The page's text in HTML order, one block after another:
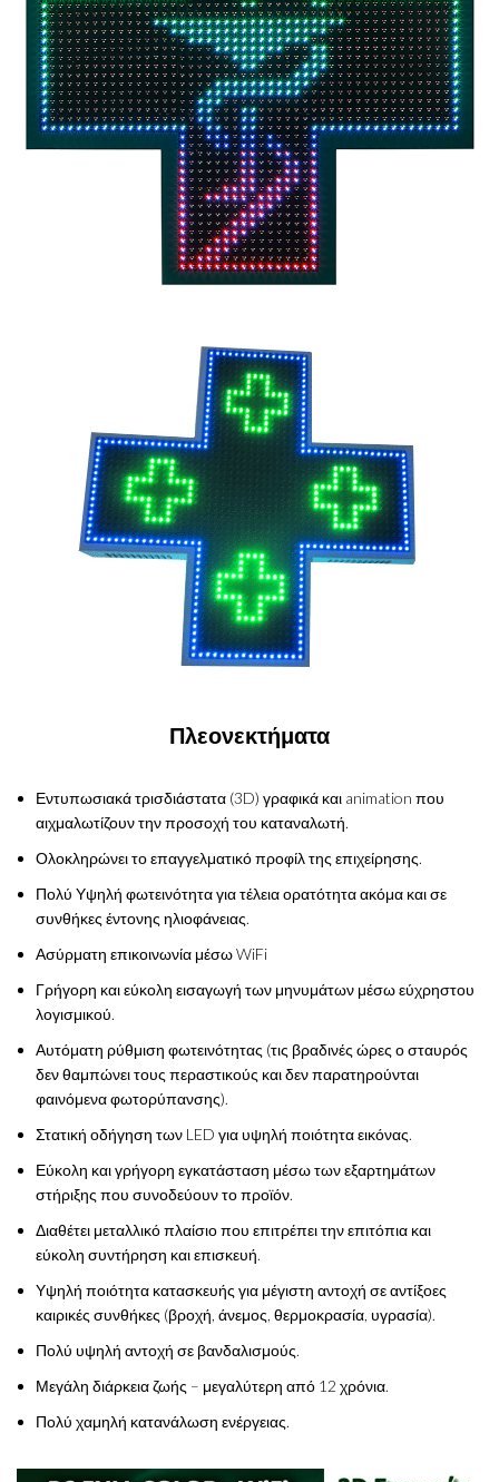
Πλεονεκτήματα
Εντυπωσιακά τρισδιάστατα (3D) γραφικά και animation που
αιχμαλωτίζουν την προσοχή του καταναλωτή.
Ολοκληρώνει το επαγγελματικό προφίλ της επιχείρησης.
Πολύ Υψηλή φωτεινότητα για τέλεια ορατότητα ακόμα και σε
συνθήκες έντονης ηλιοφάνειας.
Ασύρματη επικοινωνία μέσω WiFi
Γρήγορη και εύκολη εισαγωγή των μηνυμάτων μέσω εύχρηστου
λογισμικού.
Αυτόματη ρύθμιση φωτεινότητας (τις βραδινές ώρες ο σταυρός
δεν θαμπώνει τους περαστικούς και δεν παρατηρούνται
φαινόμενα φωτορύπανσης).
Στατική οδήγηση των LED για υψηλή ποιότητα εικόνας.
Εύκολη και γρήγορη εγκατάσταση μέσω των εξαρτημάτων
στήριξης που συνοδεύουν το προϊόν.
Διαθέτει μεταλλικό πλαίσιο που επιτρέπει την επιτόπια και
εύκολη συντήρηση και επισκευή.
Υψηλή ποιότητα κατασκευής για μέγιστη αντοχή σε αντίξοες
καιρικές συνθήκες (βροχή, άνεμος, θερμοκρασία, υγρασία).
Πολύ υψηλή αντοχή σε βανδαλισμούς.
Μεγάλη διάρκεια ζωής – μεγαλύτερη από 12 χρόνια.
Πολύ χαμηλή κατανάλωση ενέργειας.